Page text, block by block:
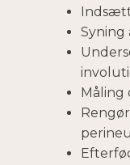
Syning
Måling